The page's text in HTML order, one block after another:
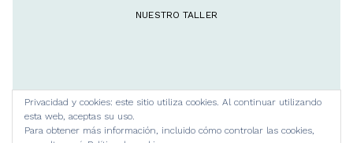
NUESTRO TALLER
Privacidad y cookies: este sitio utiliza cookies. Al continuar utilizando
esta web, aceptas su uso.
Para obtener más información, incluido cómo controlar las cookies,